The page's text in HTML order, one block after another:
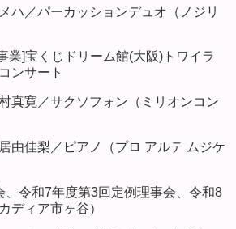
ーカッションデュオ（ノジリ
]宝くじドリーム館(大阪)トワイラ
ンサート
サクソフォン（ミリオンコン
アノ（プロ アルテ ムジケ
令和7年度第3回定例理事会、令和8
ディア市ヶ谷）